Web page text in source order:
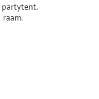
partytent.